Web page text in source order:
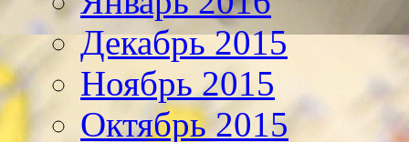
Декабрь 2015
Ноябрь 2015
Октябрь 2015